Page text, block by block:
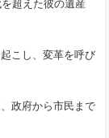
超えた彼の遺産
こし、変革を呼び
政府から市民まで